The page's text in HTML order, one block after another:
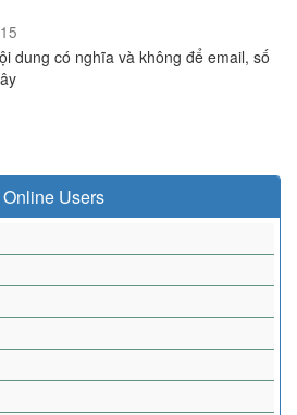
15
dung có nghĩa và không để email, số
Online Users